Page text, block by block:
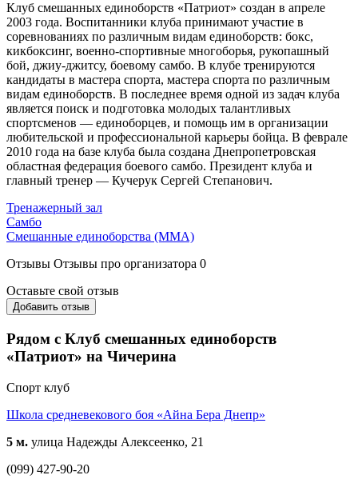
Клуб смешанных единоборств «Патриот» создан в апреле
2003 года. Воспитанники клуба принимают участие в
соревнованиях по различным видам единоборств: бокс,
кикбоксинг, военно-спортивные многоборья, рукопашный
бой, джиу-джитсу, боевому самбо. В клубе тренируются
кандидаты в мастера спорта, мастера спорта по различным
видам единоборств. В последнее время одной из задач клуба
является поиск и подготовка молодых талантливых
спортсменов — единоборцев, и помощь им в организации
любительской и профессиональной карьеры бойца. В феврале
2010 года на базе клуба была создана Днепропетровская
областная федерация боевого самбо. Президент клуба и
главный тренер — Кучерук Сергей Степанович.
Тренажерный зал
Самбо
Смешанные единоборства (ММА)
Отзывы Отзывы про организатора 0
Оставьте свой отзыв
Добавить отзыв
Рядом с Клуб смешанных единоборств
«Патриот» на Чичерина
Спорт клуб
Школа средневекового боя «Айна Бера Днепр»
5 м. улица Надежды Алексеенко, 21
(099) 427-90-20